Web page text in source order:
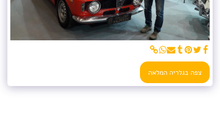
צפה בגלריה המלאה